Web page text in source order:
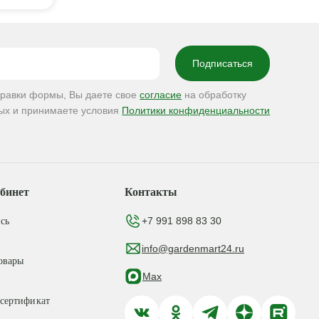
формы, Вы даете своесогласие на обработку
и принимаете условия Политики конфиденциальности
Контакты
+7 991 898 83 30
info@gardenmart24.ru
Max